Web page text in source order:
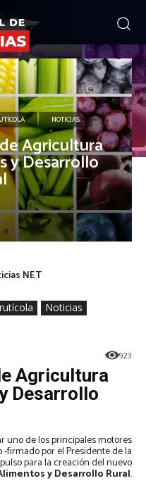
NOTICIAS
Agricultura
y Desarrollo
NET
Noticias
923
Agricultura
Desarrollo
uno de los principales motores
firmado por el Presidente de la
para la creación del nuevo
y Desarrollo Rural.